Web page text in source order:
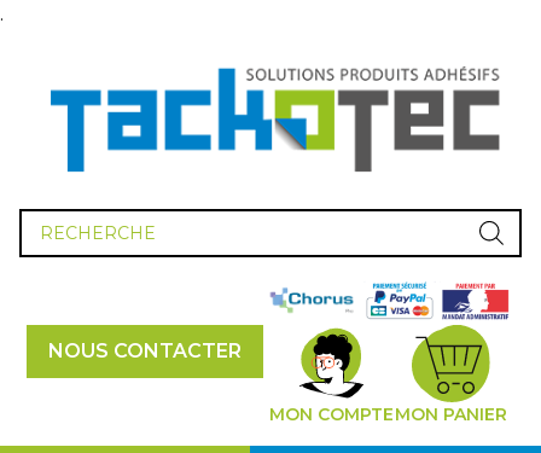
.
Recherche
de
produits
NOUS CONTACTER
MON COMPTEMON PANIER